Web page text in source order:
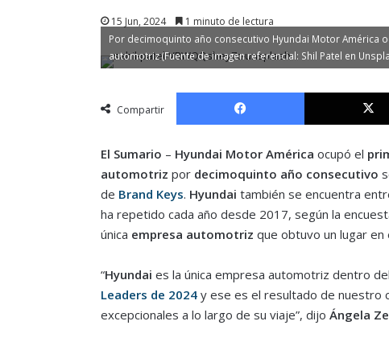
15 Jun, 2024 1 minuto de lectura
Por decimoquinto año consecutivo Hyundai Motor América
automotriz (Fuente de imagen referencial: Shil Patel en
Compartir
Facebook
El Sumario – Hyundai Motor América ocupó el
automotriz pordecimoquinto año consecutivo
de Brand Keys. Hyundai también se encuentra
ha repetido cada año desde 2017, según la
única empresa automotriz que obtuvo un lugar
“Hyundai es la única empresa automotriz dentro
Leaders de 2024y ese es el resultado de nuestro
excepcionales a lo largo de su viaje”, dijo Ángela